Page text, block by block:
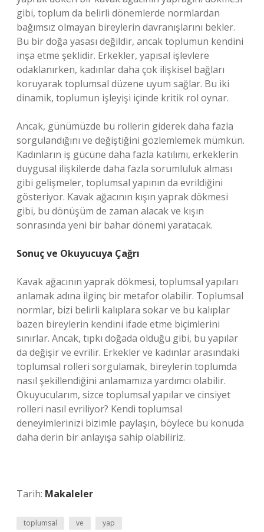
gibi, toplum da belirli dönemlerde normlardan
bağımsız olmayan bireylerin davranışlarını bekler.
Bu bir doğa yasası değildir, ancak toplumun kendini
inşa etme şeklidir. Erkekler, yapısal işlevlere
odaklanırken, kadınlar daha çok ilişkisel bağları
koruyarak toplumsal düzene uyum sağlar. Bu iki
dinamik, toplumun işleyişi içinde kritik rol oynar.
Ancak, günümüzde bu rollerin giderek daha fazla
sorgulandığını ve değiştiğini gözlemlemek mümkün.
Kadınların iş gücüne daha fazla katılımı, erkeklerin
duygusal ilişkilerde daha fazla sorumluluk alması
gibi gelişmeler, toplumsal yapının da evrildiğini
gösteriyor. Kavak ağacının kışın yaprak dökmesi
gibi, bu dönüşüm de zaman alacak ve kışın
sonrasında yeni bir bahar dönemi yaratacak.
Sonuç ve Okuyucuya Çağrı
Kavak ağacının yaprak dökmesi, toplumsal yapıları
anlamak adına ilginç bir metafor olabilir. Toplumsal
normlar, bizi belirli kalıplara sokar ve bu kalıplar
bazen bireylerin kendini ifade etme biçimlerini
sınırlar. Ancak, tıpkı doğada olduğu gibi, bu yapılar
da değişir ve evrilir. Erkekler ve kadınlar arasındaki
toplumsal rolleri sorgulamak, bireylerin toplumda
nasıl şekillendiğini anlamamıza yardımcı olabilir.
Okuyucularım, sizce toplumsal yapılar ve cinsiyet
rolleri nasıl evriliyor? Kendi toplumsal
deneyimlerinizi bizimle paylaşın, böylece bu konuda
daha derin bir anlayışa sahip olabiliriz.
Tarih: Makaleler
toplumsal ve yap